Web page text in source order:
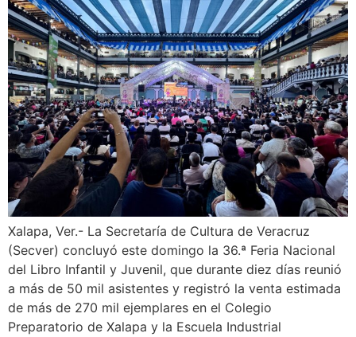
Xalapa, Ver.- La Secretaría de Cultura de Veracruz
(Secver) concluyó este domingo la 36.ª Feria Nacional
del Libro Infantil y Juvenil, que durante diez días reunió
a más de 50 mil asistentes y registró la venta estimada
de más de 270 mil ejemplares en el Colegio
Preparatorio de Xalapa y la Escuela Industrial